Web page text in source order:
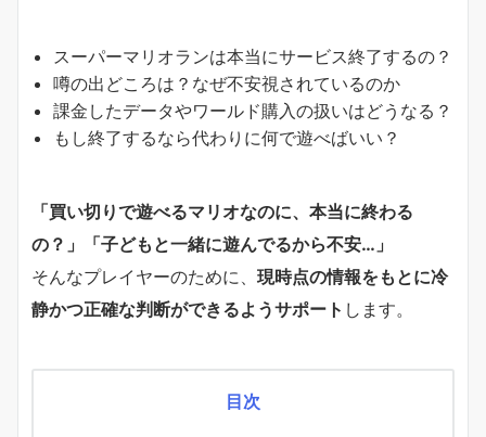
スーパーマリオランは本当にサービス終了するの？
噂の出どころは？なぜ不安視されているのか
課金したデータやワールド購入の扱いはどうなる？
もし終了するなら代わりに何で遊べばいい？
「買い切りで遊べるマリオなのに、本当に終わる
の？」「子どもと一緒に遊んでるから不安…」
そんなプレイヤーのために、 現時点の情報をもとに冷
静かつ正確な判断ができるようサポート します。
目次